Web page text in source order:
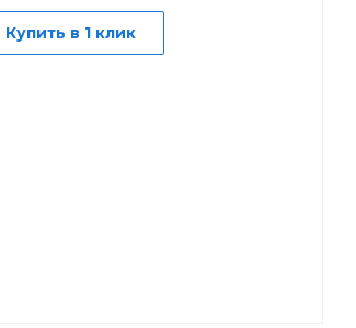
Купить в 1 клик